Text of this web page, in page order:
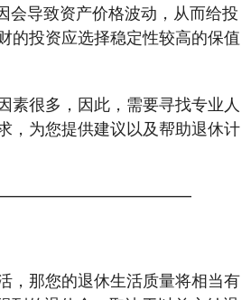
会导致资产价格波动，从而给投
的投资应选择稳定性较高的保值
素很多，因此，需要寻找专业人
，为您提供建议以及帮助退休计
，那您的退休生活质量将相当有